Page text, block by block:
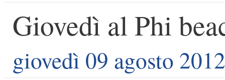
Giovedì al Phi
giovedì 09 agosto 2012